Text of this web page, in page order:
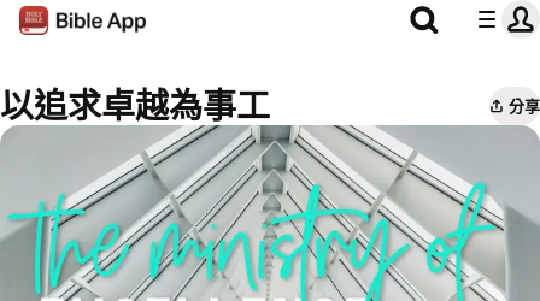
以追求卓越為事工 分享